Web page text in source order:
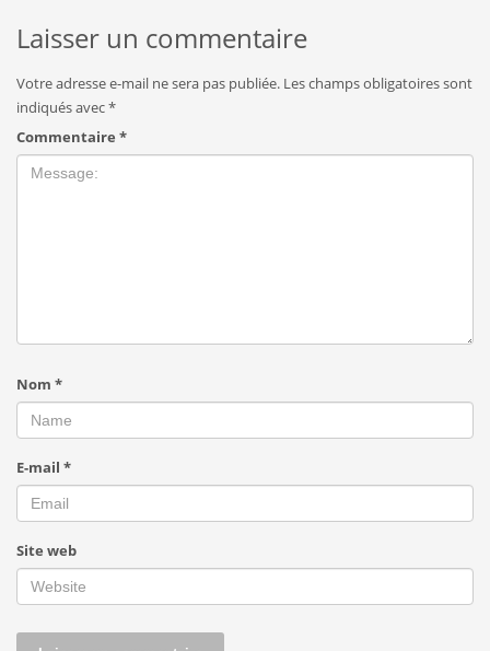
Laisser un commentaire
Votre adresse e-mail ne sera pas publiée. Les champs obligatoires sont
indiqués avec*
Commentaire *
Nom *
E-mail *
Site web